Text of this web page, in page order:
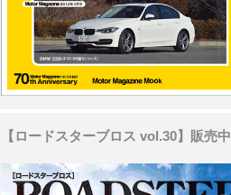
【ロードスターブロス vol.30】販売中